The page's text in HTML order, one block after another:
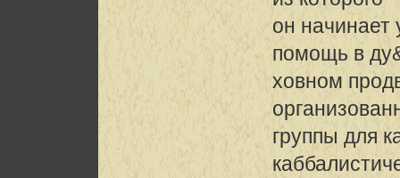
он
помощь в
ховном
группы для